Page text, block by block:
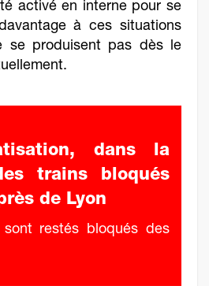
activé en interne pour se
à ces situations
produisent pas dès le
dans la
trains bloqués
de Lyon
sont restés bloqués des